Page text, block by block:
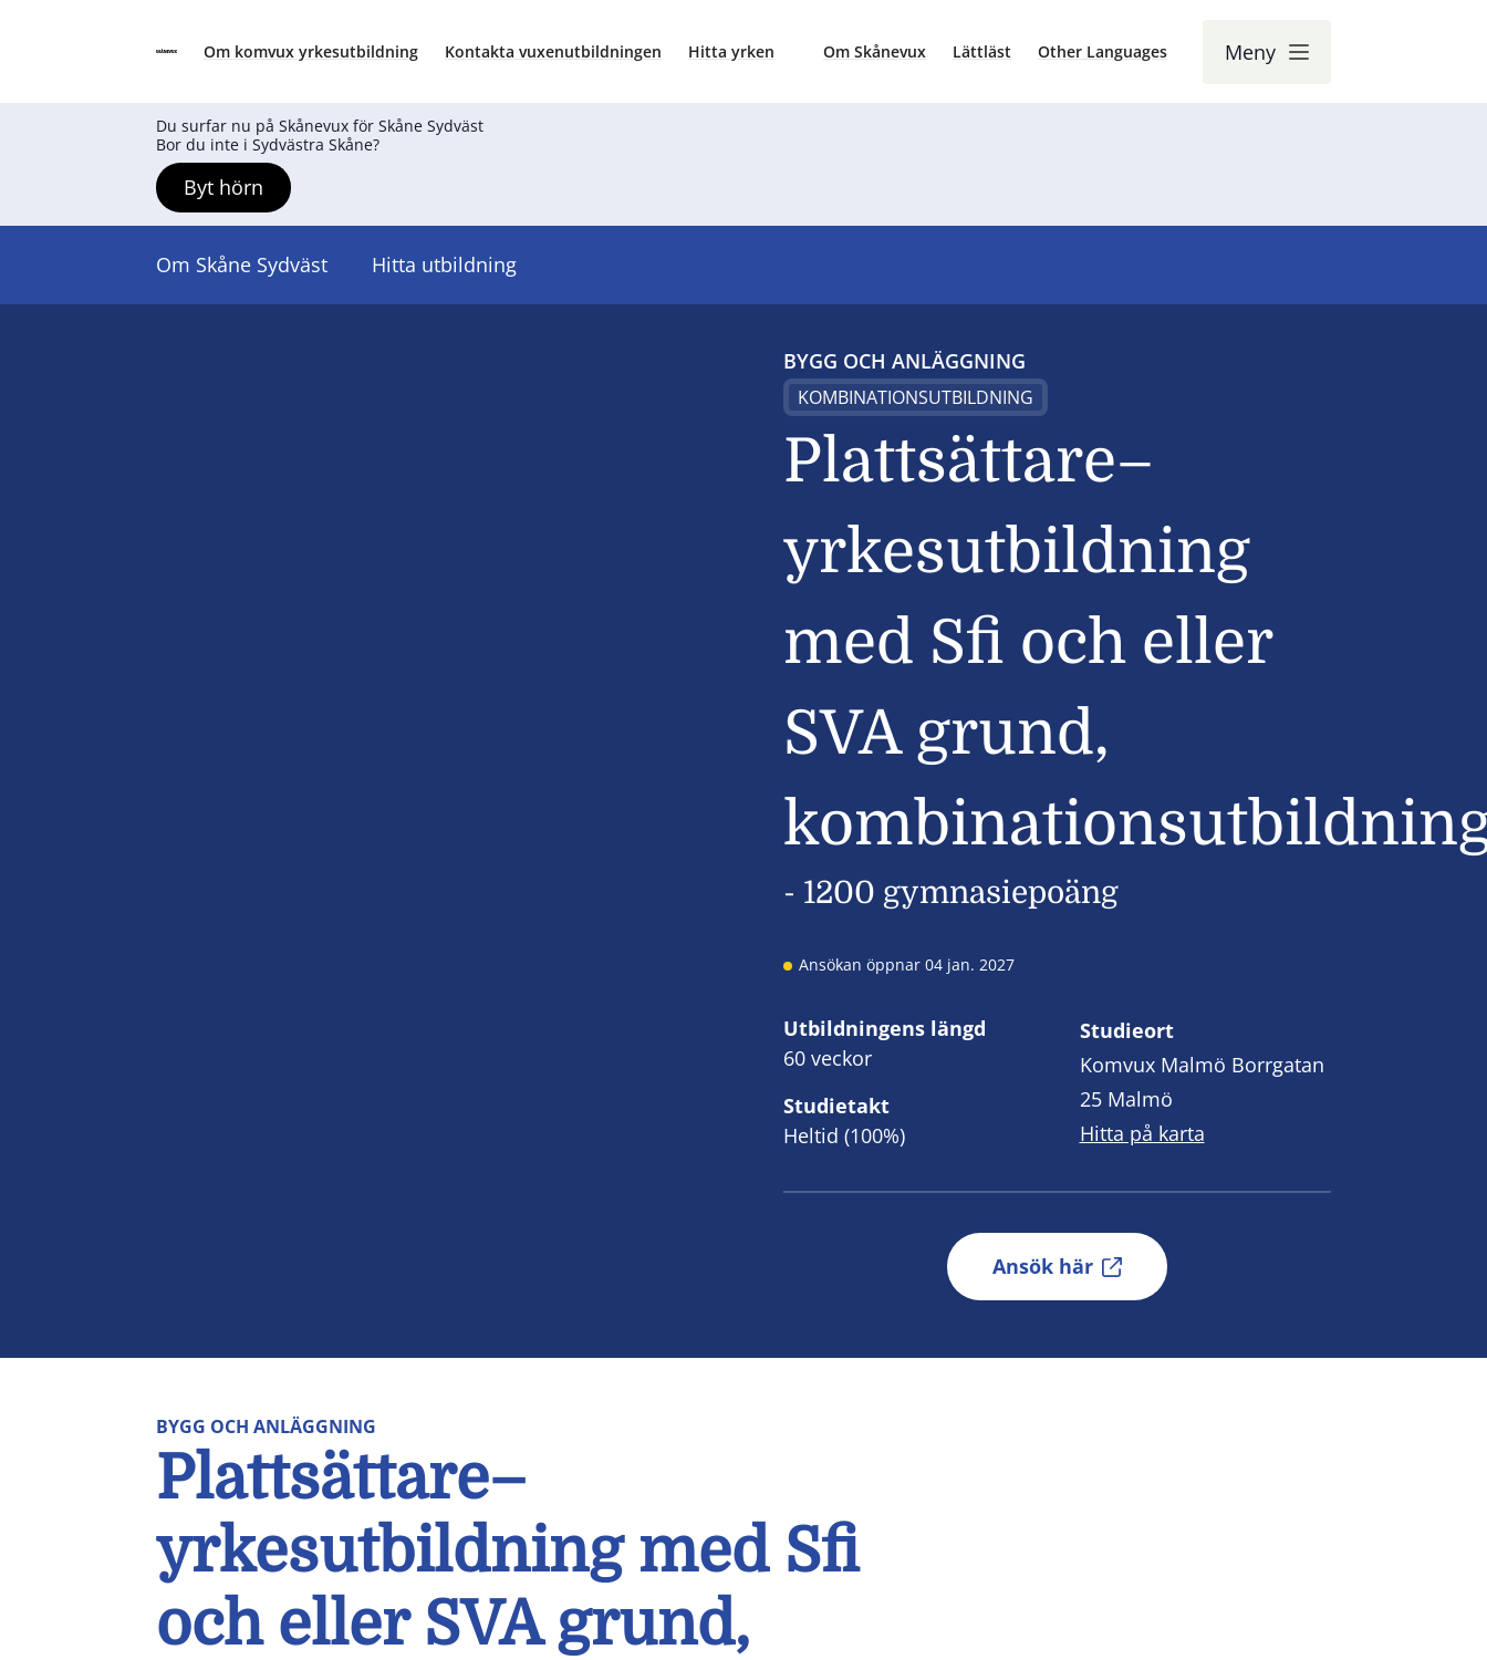
SkånevuxOm komvux yrkesutbildning Kontakta vuxenutbildningen Hitta yrken Om Skånevux Lättläst Other Languages Meny
Du surfar nu på Skånevux för Skåne Sydväst
Bor du inte i Sydvästra Skåne?
Byt hörn
Om Skåne Sydväst Hitta utbildning
BYGG OCH ANLÄGGNING
KOMBINATIONSUTBILDNING
Plattsättare–
yrkesutbildning
med Sfi och eller
SVA grund,
- 1200 gymnasiepoäng
Ansökan öppnar 04 jan. 2027
Utbildningens längd
60 veckor
Studietakt
Heltid (100%)
Studieort
Komvux Malmö Borrgatan
25 Malmö
Hitta på karta
Ansök här
BYGG OCH ANLÄGGNING
Plattsättare–
yrkesutbildning med Sfi
och eller SVA grund,